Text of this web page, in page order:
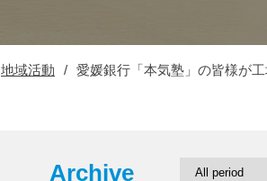
地域活動 / 愛媛銀行「本気塾」の皆様が
Archive